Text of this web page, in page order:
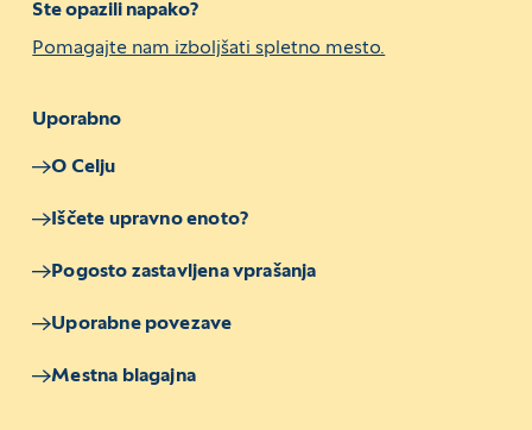
Ste opazili napako?
Pomagajte nam izboljšati spletno mesto.
Uporabno
O Celju
Iščete upravno enoto?
Pogosto zastavljena vprašanja
Uporabne povezave
Mestna blagajna